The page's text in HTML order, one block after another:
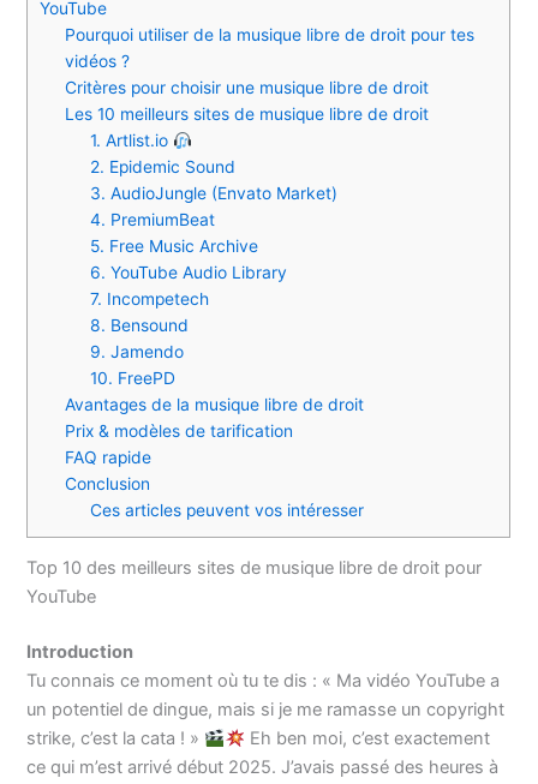
YouTube
Pourquoi utiliser de la musique libre de droit pour tes
vidéos ?
Critères pour choisir une musique libre de droit
Les 10 meilleurs sites de musique libre de droit
1. Artlist.io
2. Epidemic Sound
3. AudioJungle (Envato Market)
4. PremiumBeat
5. Free Music Archive
6. YouTube Audio Library
7. Incompetech
8. Bensound
9. Jamendo
10. FreePD
Avantages de la musique libre de droit
Prix & modèles de tarification
FAQ rapide
Conclusion
Ces articles peuvent vos intéresser
Top 10 des meilleurs sites de musique libre de droit pour
YouTube
Introduction
Tu connais ce moment où tu te dis : « Ma vidéo YouTube a
un potentiel de dingue, mais si je me ramasse un copyright
strike, c’est la cata ! »
Eh ben moi, c’est exactement
ce qui m’est arrivé début 2025. J’avais passé des heures à